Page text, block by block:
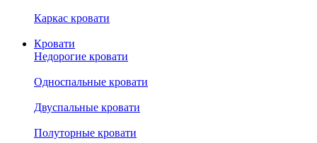
Каркас кровати
Кровати
Недорогие кровати
Односпальные кровати
Двуспальные кровати
Полуторные кровати